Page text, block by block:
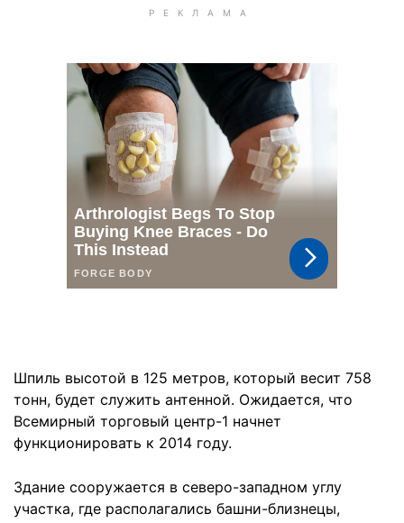
Шпиль высотой в 125 метров, который весит 758
тонн, будет служить антенной. Ожидается, что
Всемирный торговый центр-1 начнет
функционировать к 2014 году.
Здание сооружается в северо-западном углу
участка, где располагались башни-близнецы,